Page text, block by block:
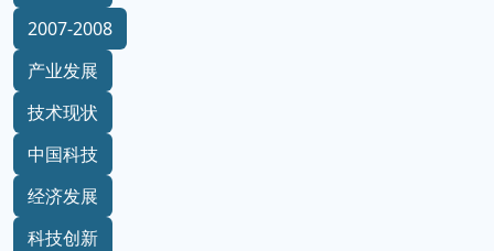
2007-2008
产业发展
技术现状
中国科技
经济发展
科技创新